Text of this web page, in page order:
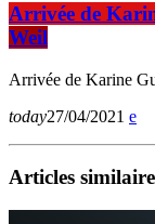
Arrivée de
Weil
Arrivée de Karine
today27/04/2021
Articles